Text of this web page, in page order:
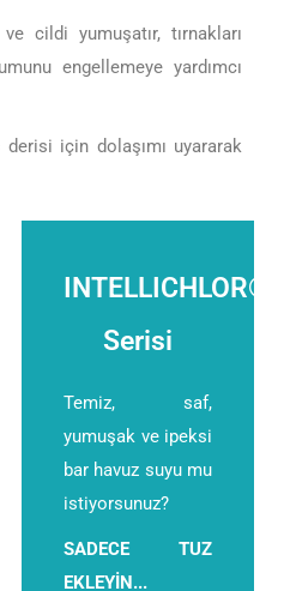
cildi yumuşatır, tırnakları
engellemeye yardımcı
için dolaşımı uyararak
INTELLICHLOR®
Serisi
Temiz, saf,
yumuşak ve ipeksi
bar havuz suyu mu
istiyorsunuz?
SADECE TUZ
EKLEYİN...